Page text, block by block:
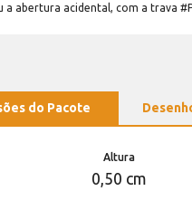
abertura acidental, com a trava
do Pacote
Altura
0,50 cm